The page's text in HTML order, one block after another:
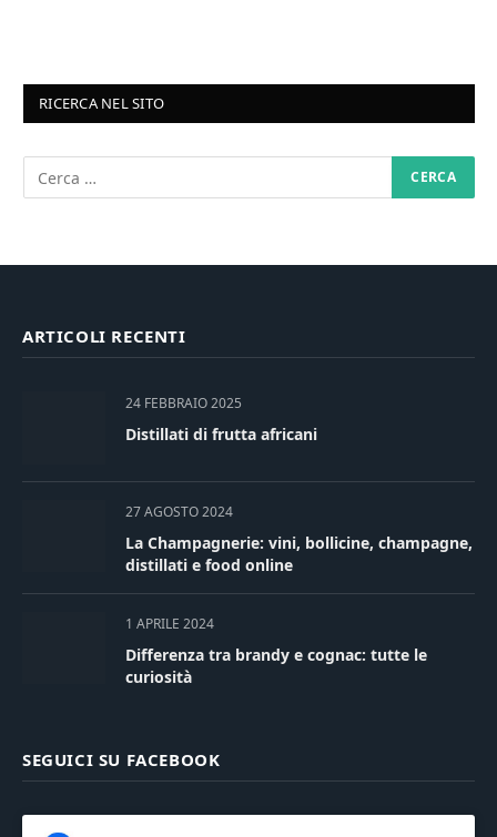
RICERCA NEL SITO
ARTICOLI RECENTI
24 FEBBRAIO 2025
Distillati di frutta africani
27 AGOSTO 2024
La Champagnerie: vini, bollicine, champagne,
distillati e food online
1 APRILE 2024
Differenza tra brandy e cognac: tutte le
curiosità
SEGUICI SU FACEBOOK